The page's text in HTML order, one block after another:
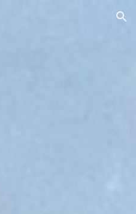
Skip to navigation